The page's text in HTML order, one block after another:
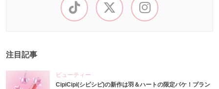
注目記事
ビューティー
CipiCipi(シピシピ)の新作は羽＆ハートの限定パケ！プラン